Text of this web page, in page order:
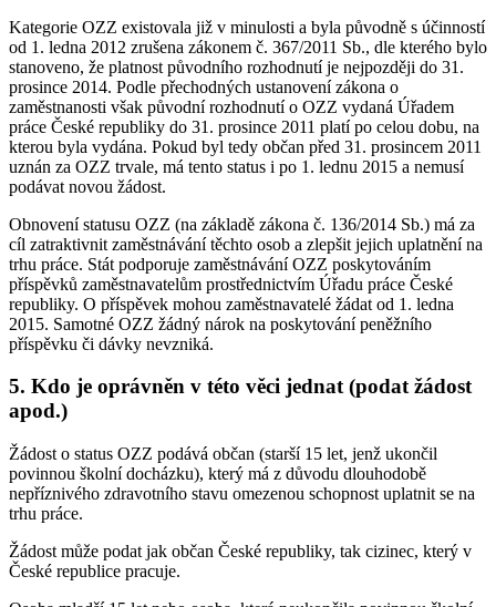
Kategorie OZZ existovala již v minulosti a byla původně s účinností
od 1. ledna 2012 zrušena zákonem č. 367/2011 Sb., dle kterého bylo
stanoveno, že platnost původního rozhodnutí je nejpozději do 31.
prosince 2014. Podle přechodných ustanovení zákona o
zaměstnanosti však původní rozhodnutí o OZZ vydaná Úřadem
práce České republiky do 31. prosince 2011 platí po celou dobu, na
kterou byla vydána. Pokud byl tedy občan před 31. prosincem 2011
uznán za OZZ trvale, má tento status i po 1. lednu 2015 a nemusí
podávat novou žádost.
Obnovení statusu OZZ (na základě zákona č. 136/2014 Sb.) má za
cíl zatraktivnit zaměstnávání těchto osob a zlepšit jejich uplatnění na
trhu práce. Stát podporuje zaměstnávání OZZ poskytováním
příspěvků zaměstnavatelům prostřednictvím Úřadu práce České
republiky. O příspěvek mohou zaměstnavatelé žádat od 1. ledna
2015. Samotné OZZ žádný nárok na poskytování peněžního
příspěvku či dávky nevzniká.
5. Kdo je oprávněn v této věci jednat (podat žádost
apod.)
Žádost o status OZZ podává občan (starší 15 let, jenž ukončil
povinnou školní docházku), který má z důvodu dlouhodobě
nepříznivého zdravotního stavu omezenou schopnost uplatnit se na
trhu práce.
Žádost může podat jak občan České republiky, tak cizinec, který v
České republice pracuje.